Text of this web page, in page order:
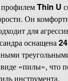
Thin U
Он
для
оснащена
«пилы», что
инструмента.